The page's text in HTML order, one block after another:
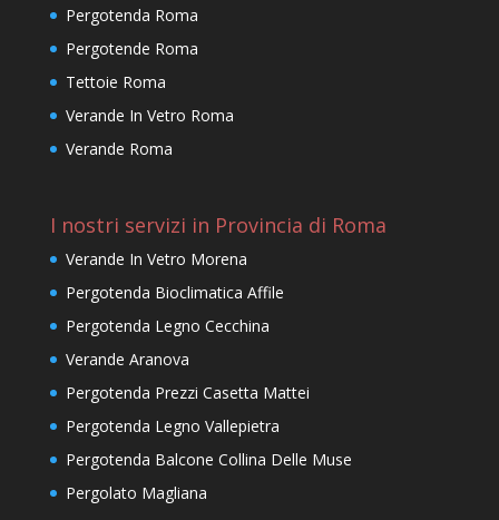
Pergotenda Roma
Pergotende Roma
Tettoie Roma
Verande In Vetro Roma
Verande Roma
I nostri servizi in Provincia di Roma
Verande In Vetro Morena
Pergotenda Bioclimatica Affile
Pergotenda Legno Cecchina
Verande Aranova
Pergotenda Prezzi Casetta Mattei
Pergotenda Legno Vallepietra
Pergotenda Balcone Collina Delle Muse
Pergolato Magliana